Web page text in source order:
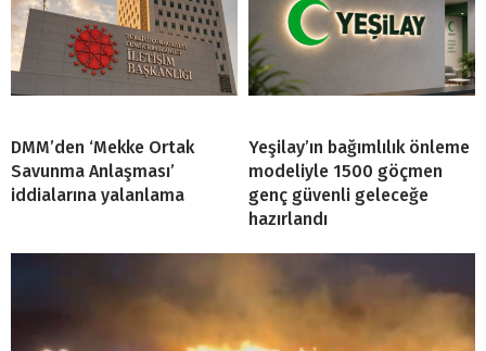
DMM’den ‘Mekke Ortak
Savunma Anlaşması’
iddialarına yalanlama
Yeşilay’ın bağımlılık önleme
modeliyle 1500 göçmen
genç güvenli geleceğe
hazırlandı